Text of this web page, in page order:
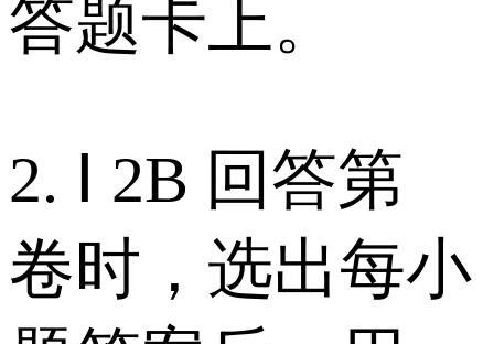
答题卡上。
2. Ⅰ 2B 回答第
卷时，选出每小